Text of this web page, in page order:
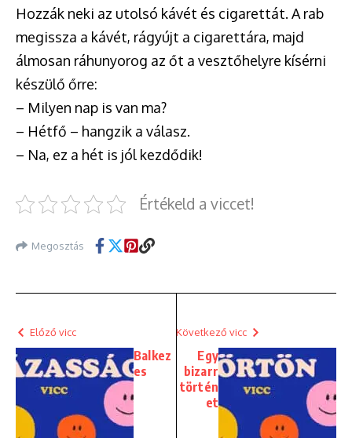
Hozzák neki az utolsó kávét és cigarettát. A rab
megissza a kávét, rágyújt a cigarettára, majd
álmosan ráhunyorog az őt a vesztőhelyre kísérni
készülő őrre:
– Milyen nap is van ma?
– Hétfő – hangzik a válasz.
– Na, ez a hét is jól kezdődik!
Értékeld a viccet!
Megosztás
Előző vicc
Balkez
es
Következő vicc
Egy
bizarr
történ
et